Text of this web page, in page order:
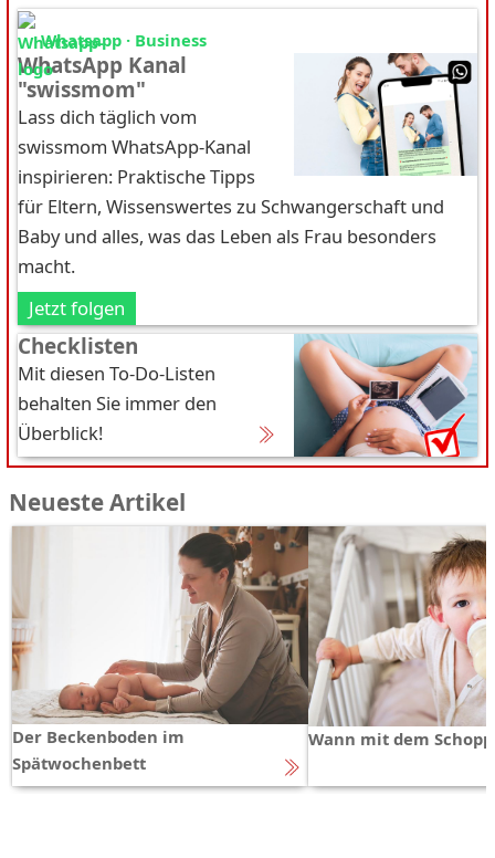
Whatsapp · Business
WhatsApp Kanal
"swissmom"
Lass dich täglich vom
swissmom WhatsApp-Kanal
inspirieren: Praktische Tipps
für Eltern, Wissenswertes zu Schwangerschaft und
Baby und alles, was das Leben als Frau besonders
macht.
Jetzt folgen
Checklisten
Mit diesen To-Do-Listen
behalten Sie immer den
Überblick!
Neueste Artikel
Der Beckenboden im
Spätwochenbett
Wann mit dem